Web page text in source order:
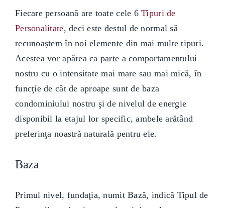
Fiecare persoană are toate cele 6Tipuri de
Personalitate, deci este destul de normal să
recunoaștem în noi elemente din mai multe tipuri.
Acestea vor apărea ca parte a comportamentului
nostru cu o intensitate mai mare sau mai mică, în
funcţie de cât de aproape sunt de baza
condominiului nostru şi de nivelul de energie
disponibil la etajul lor specific, ambele arătând
preferinţa noastră naturală pentru ele.
Baza
Primul nivel, fundaţia, numit Bază, indică Tipul de